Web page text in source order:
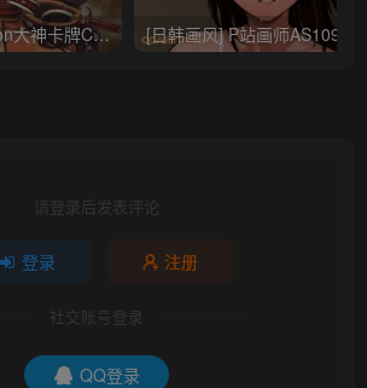
[日韩画风] 织田non大神卡牌CG插画设计画集256P 161M_CG原画资源
请登录后发表评论
登录 注册
社交账号登录
QQ登录